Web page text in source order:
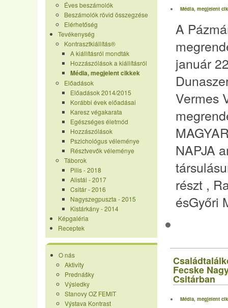
Éves beszámolók
Beszámolók rövid összegzése
Elérhetőség
Tevékenység
Kontrasztkiállítás®
A kiállításról mondták
Hozzászólások a kiállításról
Média, megjelent cikkek
Előadások
Előadások 2014/2015
Korábbi évek előadásai
Karesz végakarata
Egészséges életmód
Hozzászólások
Pszichológus véleménye
Résztvevők véleménye
Táborok
Pilis - 2018
Alistál - 2017
Csitár - 2016
Nagyszegpuszta - 2015
Kistárkány - 2014
Képgaléria
Receptek
O nás
Aktivity
Prednášky
Výsledky
Stanovy OZ FEMIT
Výstava Kontrast
Média, megjelent
A
január
Vermes
NAPJA
részt ,
ésGyőri
Fecske
Csitárban
Média, megjelent